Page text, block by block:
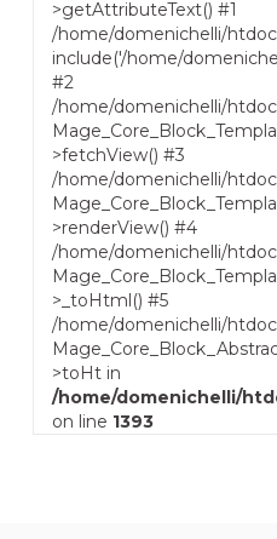
>getAttributeText() #1
/home/domenichelli/
include('/home/
#2
/home/domenichelli/
>fetchView() #3
/home/domenichelli/
>renderView() #4
/home/domenichelli/
>_toHtml() #5
/home/domenichelli/
>toHt in
/home/domenichelli/
on line 1393